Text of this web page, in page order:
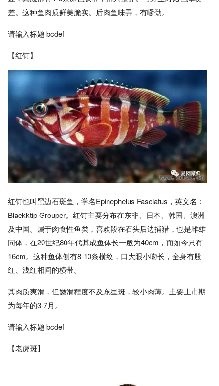
差。这种鱼肉质鲜美脆实。后肉鱼味弄，有嚼劲。
请输入标题 bcdef
【红钉】
红钉也叫黑边石斑鱼，学名Epinephelus Fasciatus，英文名：
Blackktip Grouper。红钉主要分布在东非、日本、韩国、澳洲
及中国。属于肉食性鱼类，喜欢段在石头后边捕猎，也是雌雄
同体，在20世纪80年代其成鱼体长一般为40cm，而如今只有
16cm。这种鱼体侧有8-10条横纹，口大眼小吻长，全身有殷
红、浅红相间的横带。
其肉质爽滑，但嫩滑程度不及东星斑，较小肉薄。主要上市期
为每年的3-7月。
请输入标题 bcdef
【老虎斑】